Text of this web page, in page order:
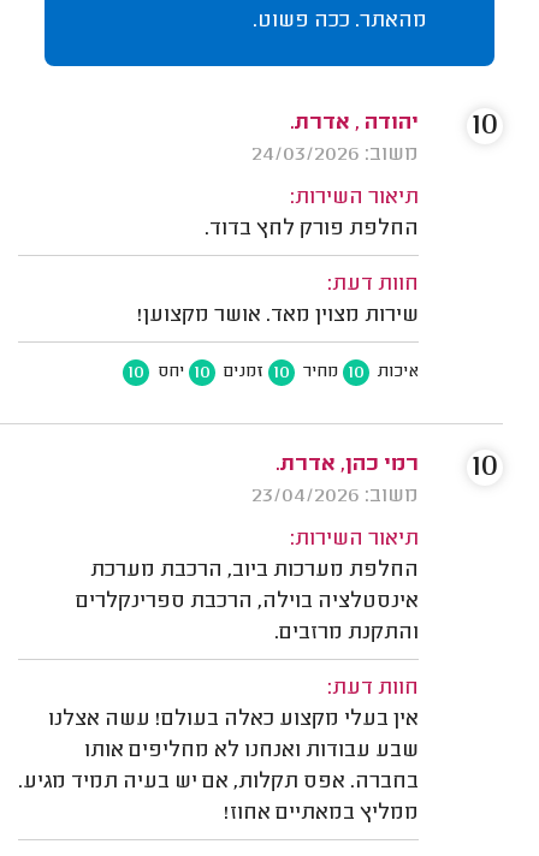
מהאתר. ככה פשוט.
יהודה , אדרת.
משוב: 24/03/2026
תיאור השירות:
החלפת פורק לחץ בדוד.
חוות דעת:
שירות מצוין מאד. אושר מקצוען!
איכות 10 מחיר 10 זמנים 10 יחס 10
10
רמי כהן, אדרת.
משוב: 23/04/2026
תיאור השירות:
החלפת מערכות ביוב, הרכבת מערכת
אינסטלציה בוילה, הרכבת ספרינקלרים
והתקנת מרזבים.
חוות דעת:
אין בעלי מקצוע כאלה בעולם! עשה אצלנו
שבע עבודות ואנחנו לא מחליפים אותו
בחברה. אפס תקלות, אם יש בעיה תמיד מגיע.
ממליץ במאתיים אחוז!
10